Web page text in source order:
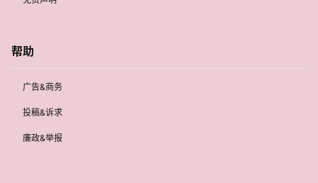
帮助
广告&商务
投稿&诉求
廉政&举报